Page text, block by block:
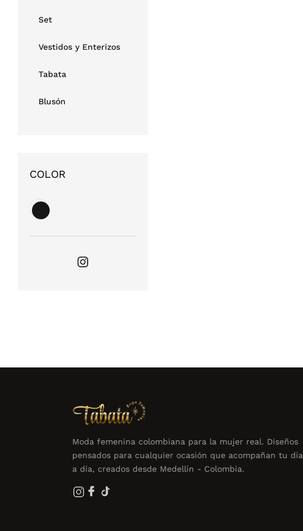
Set
Vestidos y Enterizos
Tabata
Blusón
COLOR
Moda femenina colombiana para la mujer real. Diseños
pensados para cualquier ocasión que acompañan tu día
a día, creados desde Medellín - Colombia.